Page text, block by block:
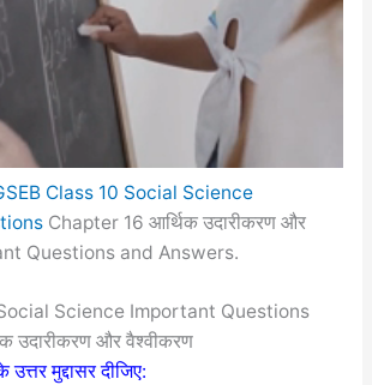
Class 10 Social Science
Chapter 16 आर्थिक उदारीकरण और
Questions and Answers.
Science Important Questions
उदारीकरण और वैश्वीकरण
मुद्दासर दीजिए: